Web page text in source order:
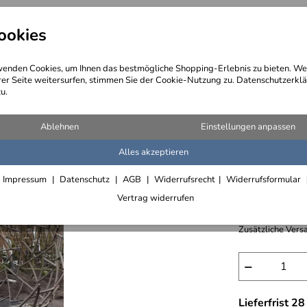
Cookies, um Ihnen das bestmögliche Shopping-Erlebnis zu bieten.
Seite weitersurfen, stimmen Sie der Cookie-Nutzung zu.
Ablehnen Einstellungen anpassen
Alles akzeptieren
Impressum Datenschutz AGB Widerrufsrecht
Widerrufsformular
Vertrag widerrufen
Wegebeschreibung @
und Brunnenanlagen
Zusätzliche
−
Lieferfrist